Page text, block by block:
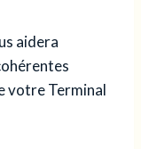
aidera
votre Terminal